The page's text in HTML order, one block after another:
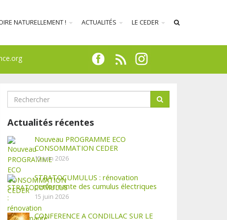
NATURELLEMENT ! ACTUALITÉS LE CEDER
Actualités récentes
Nouveau PROGRAMME ECO
CONSOMMATION CEDER
15 juin 2026
STRATOCUMULUS : rénovation
performante des cumulus électriques
15 juin 2026
CONFERENCE A CONDILLAC SUR LE